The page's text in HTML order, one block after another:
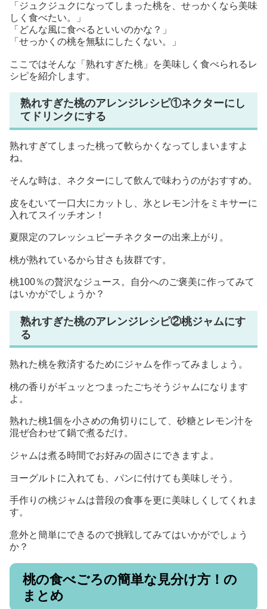
「ジュクジュクになってしまった桃を、せっかくなら美味
しく食べたい。」
「どんな風に食べるといいのかな？」
「せっかくの桃を無駄にしたくない。」
ここではそんな「熟れすぎた桃」を美味しく食べられるレ
シピを紹介します。
熟れすぎた桃のアレンジレシピ①ネクターにし
てドリンクにする
熟れすぎてしまった桃って軟らかくなってしまいますよ
ね。
そんな時は、ネクターにして飲んで味わうのがおすすめ。
皮をむいて一口大にカットし、氷とレモン汁をミキサーに
入れてスイッチオン！
夏限定のフレッシュピーチネクターの出来上がり。
桃が熟れているから甘さも抜群です。
桃100％の贅沢なジュース。自分へのご褒美に作ってみて
はいかがでしょうか？
熟れすぎた桃のアレンジレシピ②桃ジャムにす
る
熟れた桃を救済するためにジャムを作ってみましょう。
桃の香りがギュッとつまったごちそうジャムになります
よ。
熟れた桃1個を小さめの角切りにして、砂糖とレモン汁を
混ぜ合わせて鍋で煮るだけ。
ジャムは煮る時間でお好みの固さにできますよ。
ヨーグルトに入れても、パンに付けても美味しそう。
手作りの桃ジャムは普段の食事を更に美味しくしてくれま
す。
意外と簡単にできるので挑戦してみてはいかがでしょう
か？
桃の食べごろの簡単な見分け方！の
まとめ